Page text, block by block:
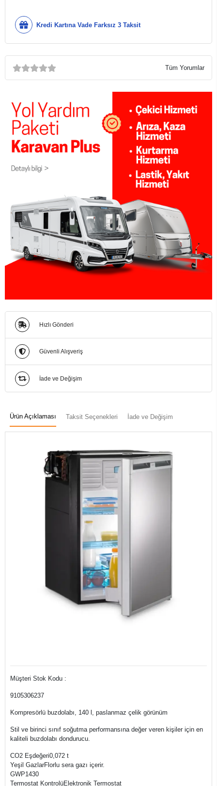
Kredi Kartına Vade Farksız 3 Taksit
Tüm Yorumlar
Hızlı Gönderi
Güvenli Alışveriş
İade ve Değişim
Ürün Açıklaması Taksit Seçenekleri İade ve Değişim
Müşteri Stok Kodu :
9105306237
Kompresörlü buzdolabı, 140 l, paslanmaz çelik görünüm
Stil ve birinci sınıf soğutma performansına değer veren kişiler için en
kaliteli buzdolabı dondurucu.
CO2 Eşdeğeri0,072 t
Yeşil GazlarFlorlu sera gazı içerir.
GWP1430
Termostat KontrolüElektronik Termostat